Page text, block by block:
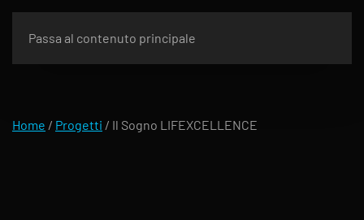
Passa al contenuto principale
Home / Progetti / Il Sogno LIFEXCELLENCE